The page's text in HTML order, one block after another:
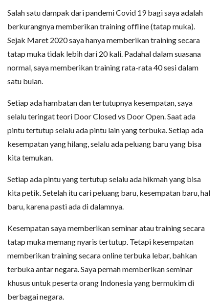
Salah satu dampak dari pandemi Covid 19 bagi saya adalah
berkurangnya memberikan training offline (tatap muka).
Sejak Maret 2020 saya hanya memberikan training secara
tatap muka tidak lebih dari 20 kali. Padahal dalam suasana
normal, saya memberikan training rata-rata 40 sesi dalam
satu bulan.
Setiap ada hambatan dan tertutupnya kesempatan, saya
selalu teringat teori Door Closed vs Door Open. Saat ada
pintu tertutup selalu ada pintu lain yang terbuka. Setiap ada
kesempatan yang hilang, selalu ada peluang baru yang bisa
kita temukan.
Setiap ada pintu yang tertutup selalu ada hikmah yang bisa
kita petik. Setelah itu cari peluang baru, kesempatan baru, hal
baru, karena pasti ada di dalamnya.
Kesempatan saya memberikan seminar atau training secara
tatap muka memang nyaris tertutup. Tetapi kesempatan
memberikan training secara online terbuka lebar, bahkan
terbuka antar negara. Saya pernah memberikan seminar
khusus untuk peserta orang Indonesia yang bermukim di
berbagai negara.